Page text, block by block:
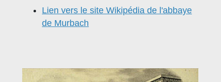
Lien vers le site Wikipédia de l'abbaye
de Murbach